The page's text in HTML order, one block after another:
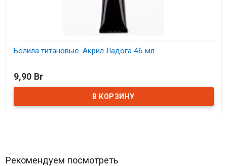
Белила титановые. Акрил Ладога 46 мл
9,90 Br
Рекомендуем посмотреть